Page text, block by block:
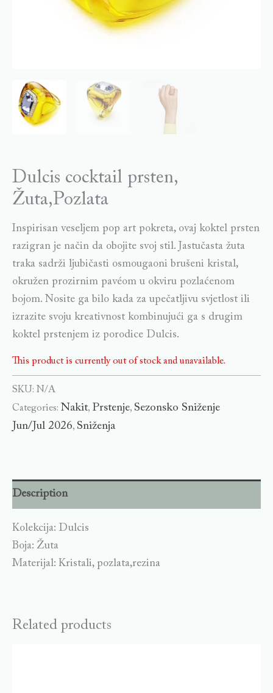
Dulcis cocktail prsten,
Žuta,Pozlata
Inspirisan veseljem pop art pokreta, ovaj koktel prsten
razigran je način da obojite svoj stil. Jastučasta žuta
traka sadrži ljubičasti osmougaoni brušeni kristal,
okružen prozirnim pavéom u okviru pozlaćenom
bojom. Nosite ga bilo kada za upečatljivu svjetlost ili
izrazite svoju kreativnost kombinujući ga s drugim
koktel prstenjem iz porodice Dulcis.
This product is currently out of stock and unavailable.
SKU: N/A
Categories: Nakit, Prstenje, Sezonsko Sniženje
Jun/Jul 2026, Sniženja
Description
Kolekcija: Dulcis
Boja: Žuta
Materijal: Kristali, pozlata,rezina
Related products